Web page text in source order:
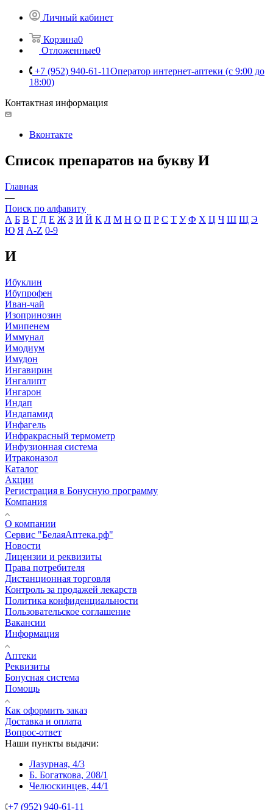
Личный кабинет
Корзина0
Отложенные0
+7 (952) 940-61-11Оператор интернет-аптеки (с 9:00 до
18:00)
Контактная информация
Вконтакте
Список препаратов на букву И
Главная
—
Поиск по алфавиту
А Б В Г Д Е Ж З И Й К Л М Н О П Р С Т У Ф Х Ц Ч Ш Щ Э
Ю Я A-Z 0-9
И
Ибуклин
Ибупрофен
Иван-чай
Изопринозин
Имипенем
Иммунал
Имодиум
Имудон
Ингавирин
Ингалипт
Ингарон
Индап
Индапамид
Инфагель
Инфракрасный термометр
Инфузионная система
Итраконазол
Каталог
Акции
Регистрация в Бонусную программу
Компания
О компании
Сервис "БелаяАптека.рф"
Новости
Лицензии и реквизиты
Права потребителя
Дистанционная торговля
Контроль за продажей лекарств
Политика конфиденциальности
Пользовательское соглашение
Вакансии
Информация
Аптеки
Реквизиты
Бонусная система
Помощь
Как оформить заказ
Доставка и оплата
Вопрос-ответ
Наши пункты выдачи:
Лазурная, 4/3
Б. Богаткова, 208/1
Челюскинцев, 44/1
+7 (952) 940-61-11